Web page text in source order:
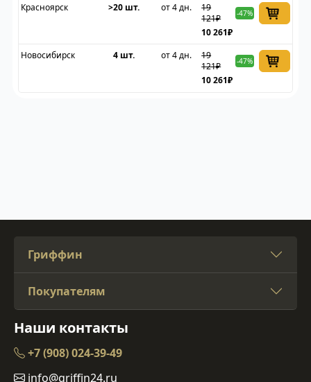
Красноярск
>20 шт. от 4 дн.
19
121₽
-47%
10 261₽
Новосибирск
4 шт. от 4 дн.
19
121₽
-47%
10 261₽
Гриффин
Покупателям
Наши контакты
+7 (908) 024-39-49
info@griffin24.ru